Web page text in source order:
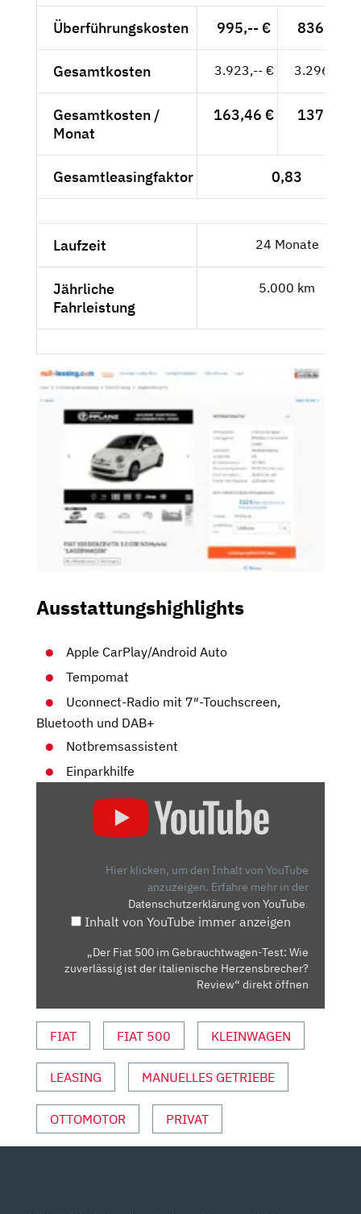
Überführungskosten 995,-- € 836,13 €
Gesamtkosten 3.923,-- € 3.296,64 €
Gesamtkosten /
Monat
163,46 € 137,36 €
Gesamtleasingfaktor 0,83
Laufzeit 24 Monate
Jährliche
Fahrleistung
5.000 km
Ausstattungshighlights
Apple CarPlay/Android Auto
Tempomat
Uconnect-Radio mit 7″-Touchscreen,
Bluetooth und DAB+
Notbremsassistent
Einparkhilfe
GEBRAUCHTWAGEN-
ZUVERLÄSSIG
REVIEW“
VON
YOUTUBE
ANZEIGEN
Hier klicken, um den Inhalt von YouTube
anzuzeigen. Erfahre mehr in der
Datenschutzerklärung von YouTube.
Inhalt von YouTube immer anzeigen
„Der Fiat 500 im Gebrauchtwagen-Test: Wie
zuverlässig ist der italienische Herzensbrecher?
Review“ direkt öffnen
FIAT FIAT 500 KLEINWAGEN
LEASING MANUELLES GETRIEBE
OTTOMOTOR PRIVAT